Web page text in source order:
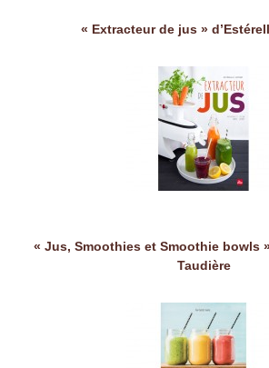
« Extracteur de jus »
« Jus, Smoothies et Smoothie bowls
Taudière